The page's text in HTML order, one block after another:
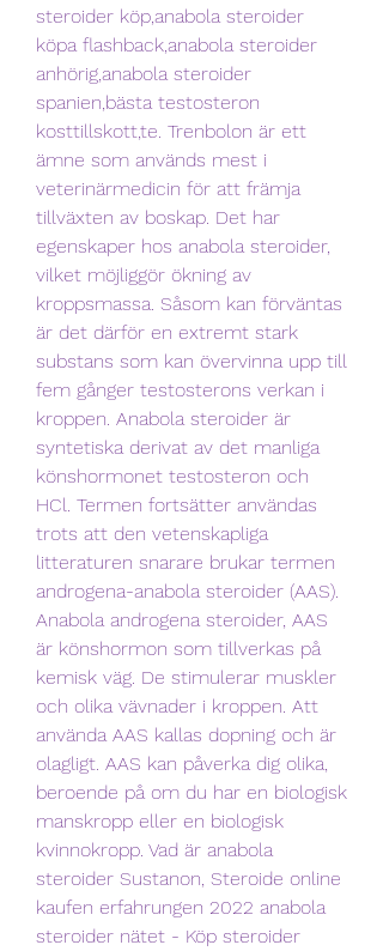
steroider köp,anabola steroider
köpa flashback,anabola steroider
anhörig,anabola steroider
spanien,bästa testosteron
kosttillskott,te. Trenbolon är ett
ämne som används mest i
veterinärmedicin för att främja
tillväxten av boskap. Det har
egenskaper hos anabola steroider,
vilket möjliggör ökning av
kroppsmassa. Såsom kan förväntas
är det därför en extremt stark
substans som kan övervinna upp till
fem gånger testosterons verkan i
kroppen. Anabola steroider är
syntetiska derivat av det manliga
könshormonet testosteron och
HCl. Termen fortsätter användas
trots att den vetenskapliga
litteraturen snarare brukar termen
androgena-anabola steroider (AAS).
Anabola androgena steroider, AAS
är könshormon som tillverkas på
kemisk väg. De stimulerar muskler
och olika vävnader i kroppen. Att
använda AAS kallas dopning och är
olagligt. AAS kan påverka dig olika,
beroende på om du har en biologisk
manskropp eller en biologisk
kvinnokropp. Vad är anabola
steroider Sustanon, Steroide online
kaufen erfahrungen 2022 anabola
steroider nätet - Köp steroider